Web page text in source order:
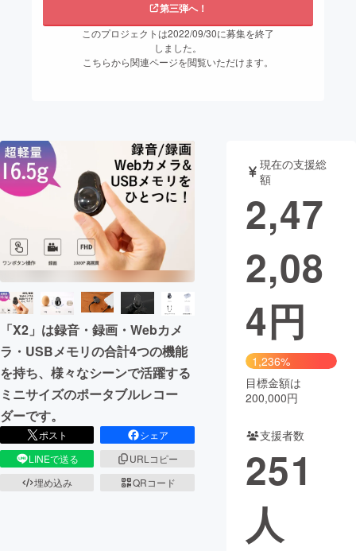
まちづくり・地域活性化
CAMPFIRE for Social GoodCAMPFIRE Creation
第三弾へ！
このプロジェクトは2022/09/30に募集を終了
しました。
こちらから関連ページを閲覧いただけます。
「X2」は録音・録画・Webカメ
ラ・USBメモリの合計4つの機能
を持ち、様々なシーンで活躍する
ミニサイズのポータブルレコー
ダーです。
ポスト
シェア
LINEで送る
URLコピー
埋め込み
QRコード
現在の支援総
額
2,47
2,08
4円
1,236%
目標金額は
200,000円
支援者数
251
人